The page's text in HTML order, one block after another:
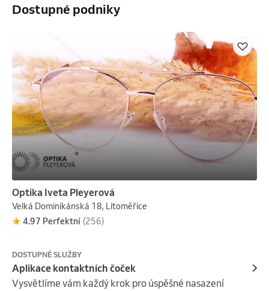
Dostupné podniky
Optika Iveta Pleyerová
Velká Dominikánská 18, Litoměřice
4.97 Perfektní (256)
DOSTUPNÉ SLUŽBY
Aplikace kontaktních čoček
Vysvětlíme vám každý krok pro úspěšné nasazení